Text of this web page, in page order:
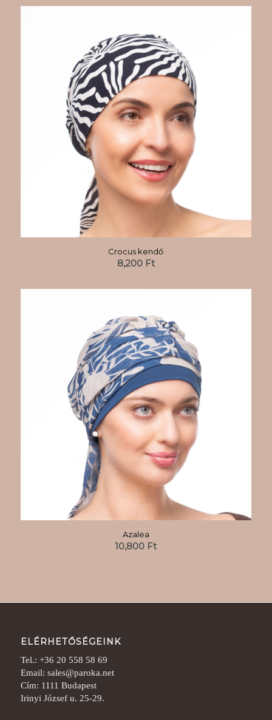
Crocus kendő
8,200 Ft
Azalea
10,800 Ft
ELÉRHETŐSÉGEINK
Tel.: +36 20 558 58 69
Email: sales@paroka.net
Cím: 1111 Budapest
Irinyi József u. 25-29.